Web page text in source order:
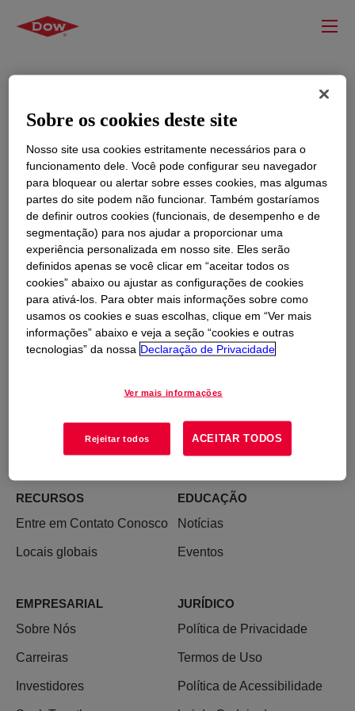
RECURSOS
Entre em Contato Conosco
Locais globais
EDUCAÇÃO
Notícias
Eventos
EMPRESARIAL
Sobre Nós
Carreiras
Investidores
JURÍDICO
Política de Privacidade
Termos de Uso
Política de Acessibilidade
Sobre os cookies deste site
Nosso site usa cookies estritamente necessários para o
funcionamento dele. Você pode configurar seu navegador
para bloquear ou alertar sobre esses cookies, mas algumas
partes do site podem não funcionar. Também gostaríamos
de definir outros cookies (funcionais, de desempenho e de
segmentação) para nos ajudar a proporcionar uma
experiência personalizada em nosso site. Eles serão
definidos apenas se você clicar em “aceitar todos os
cookies” abaixo ou ajustar as configurações de cookies
para ativá-los. Para obter mais informações sobre como
usamos os cookies e suas escolhas, clique em “Ver mais
informações” abaixo e veja a seção “cookies e outras
tecnologias” da nossa Declaração de Privacidade
Ver mais informações
Rejeitar todos ACEITAR TODOS